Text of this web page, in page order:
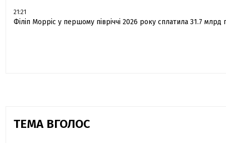
21:21
Філіп Морріс у першому півріччі 2026 року сплатила 31.7 млрд
ТЕМА ВГОЛОС